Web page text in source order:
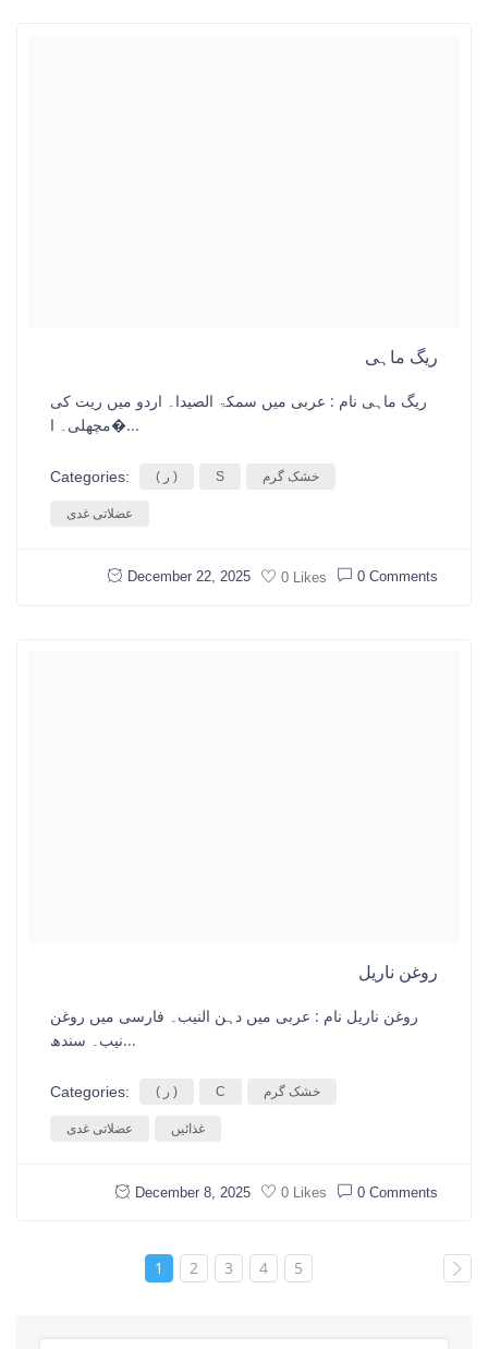
ریگ ماہی
ریگ ماہی نام : عربی میں سمکۃ الصیدا۔ اردو میں ریت کی
مچھلی۔ ا�...
Categories: ( ر ) S خشک گرم
عضلاتی غدی
December 22, 2025 0 Likes 0 Comments
روغن ناریل
روغن ناریل نام : عربی میں دہن النیب۔ فارسی میں روغن
نیب۔ سندھ...
Categories: ( ر ) C خشک گرم
عضلاتی غدی غذائیں
December 8, 2025 0 Likes 0 Comments
1 2 3 4 5